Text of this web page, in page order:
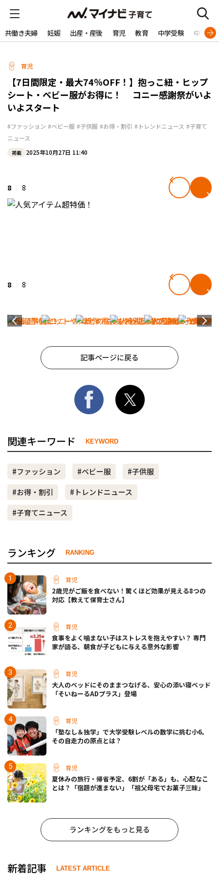
共働き夫婦 妊娠 出産・産後 育児 教育 中学受験 中学生
育児
【7日間限定・最大74％OFF！】抱っこ紐・ヒップ
シート・ベビー服がお得に！ コニー感謝祭がいよ
いよスタート
#ファッション #ベビー服 #子供服 #お得・割引 #トレンドニュース #子育て
ニュース
掲載 2025年10月27日 11:40
8 8
8 8
記事ページに戻る
関連キーワード KEYWORD
#ファッション #ベビー服
#子供服
#お得・割引
#トレンドニュース
#子育てニュース
ランキング RANKING
育児
2歳児がご飯を食べない！驚くほど効果が見える8つの
対応【教えて保育士さん】
育児
食事をよく噛まない子はストレスを抱えやすい？ 専門
家が語る、朝食が子どもに与える意外な影響
育児
大人のベッドにそのままつなげる、安心の添い寝ベッド
「そいねーるADプラス」登場
育児
「塾なし＆独学」で大学受験レベルの数学に挑む小6。
その自走力の原点とは？
育児
夏休みの旅行・帰省予定、6割が「ある」も、心配なこ
とは？「宿題が進まない」「祖父母宅でお菓子三昧」
ランキングをもっと見る
新着記事 LATEST ARTICLE